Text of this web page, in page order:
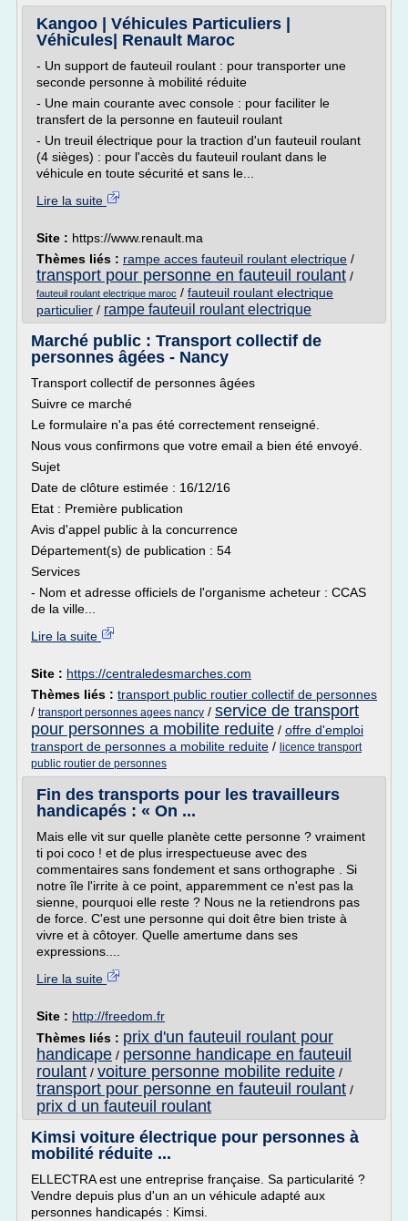
Kangoo | Véhicules Particuliers |
Véhicules| Renault Maroc
- Un support de fauteuil roulant : pour transporter une
seconde personne à mobilité réduite
- Une main courante avec console : pour faciliter le
transfert de la personne en fauteuil roulant
- Un treuil électrique pour la traction d'un fauteuil roulant
(4 sièges) : pour l'accès du fauteuil roulant dans le
véhicule en toute sécurité et sans le...
Lire la suite
Site : https://www.renault.ma
Thèmes liés : rampe acces fauteuil roulant electrique /
transport pour personne en fauteuil roulant /
fauteuil roulant electrique maroc / fauteuil roulant electrique
particulier / rampe fauteuil roulant electrique
Marché public : Transport collectif de
personnes âgées - Nancy
Transport collectif de personnes âgées
Suivre ce marché
Le formulaire n'a pas été correctement renseigné.
Nous vous confirmons que votre email a bien été envoyé.
Sujet
Date de clôture estimée : 16/12/16
Etat : Première publication
Avis d'appel public à la concurrence
Département(s) de publication : 54
Services
- Nom et adresse officiels de l'organisme acheteur : CCAS
de la ville...
Lire la suite
Site : https://centraledesmarches.com
Thèmes liés : transport public routier collectif de personnes
/ transport personnes agees nancy / service de transport
pour personnes a mobilite reduite / offre d'emploi
transport de personnes a mobilite reduite / licence transport
public routier de personnes
Fin des transports pour les travailleurs
handicapés : « On ...
Mais elle vit sur quelle planète cette personne ? vraiment
ti poi coco ! et de plus irrespectueuse avec des
commentaires sans fondement et sans orthographe . Si
notre île l'irrite à ce point, apparemment ce n'est pas la
sienne, pourquoi elle reste ? Nous ne la retiendrons pas
de force. C'est une personne qui doit être bien triste à
vivre et à côtoyer. Quelle amertume dans ses
expressions....
Lire la suite
Site : http://freedom.fr
Thèmes liés : prix d'un fauteuil roulant pour
handicape / personne handicape en fauteuil
roulant / voiture personne mobilite reduite /
transport pour personne en fauteuil roulant /
prix d un fauteuil roulant
Kimsi voiture électrique pour personnes à
mobilité réduite ...
ELLECTRA est une entreprise française. Sa particularité ?
Vendre depuis plus d'un an un véhicule adapté aux
personnes handicapés : Kimsi.